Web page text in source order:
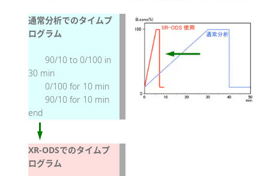
通常分析でのタイムプ
ログラム
90/10 to 0/100 in
30 min
0/100 for 10 min
90/10 for 10 min
end
XR-ODSでのタイムプ
ログラム